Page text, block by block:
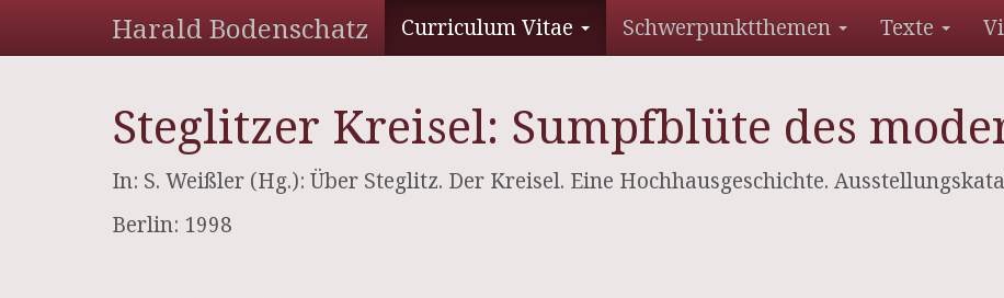
Harald Bodenschatz Curriculum Vitae Schwerpunktthemen Texte
Steglitzer Kreisel: Sumpfblüte des
In: S. Weißler (Hg.): Über Steglitz. Der Kreisel. Eine Hochhausgeschichte.
Berlin: 1998